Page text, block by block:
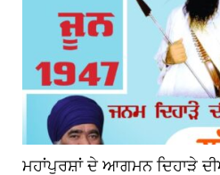
ਮਹਾਂਪੁਰਸ਼ਾਂ ਦੇ ਆਗਮਨ ਦਿਹਾੜੇ